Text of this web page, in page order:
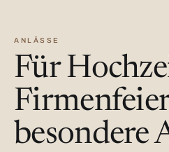
ANLÄSSE
Für
besondere